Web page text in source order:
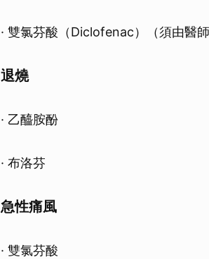
· 雙氯芬酸（Diclofenac）（須由醫師
退燒
· 乙醯胺酚
· 布洛芬
急性痛風
· 雙氯芬酸